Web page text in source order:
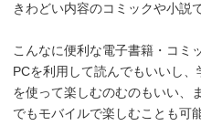
きわどい内容のコミックや小
こんなに便利な電子書籍・コミ
PCを利用して読んでもいいし
を使って楽しむのむのもいい、
でもモバイルで楽しむことも可